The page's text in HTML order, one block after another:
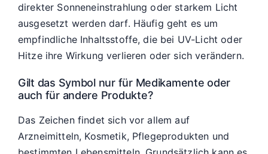
direkter Sonneneinstrahlung oder starkem Licht
ausgesetzt werden darf. Häufig geht es um
empfindliche Inhaltsstoffe, die bei UV-Licht oder
Hitze ihre Wirkung verlieren oder sich verändern.
Gilt das Symbol nur für Medikamente oder
auch für andere Produkte?
Das Zeichen findet sich vor allem auf
Arzneimitteln, Kosmetik, Pflegeprodukten und